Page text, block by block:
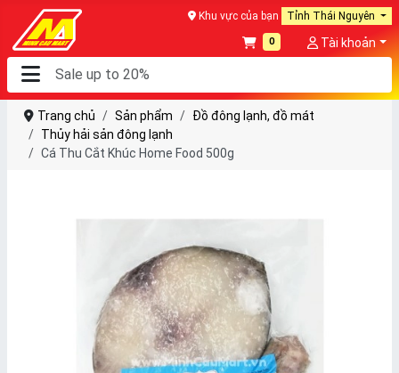
Khu vực của bạn Tỉnh Thái Nguyên
0 Tài khoản
Trang chủ Sản phẩm
Đồ đông lạnh, đồ mát
Thủy hải sản đông lạnh
Cá Thu Cắt Khúc Home Food 500g